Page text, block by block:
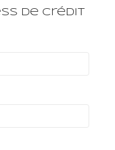
de crédit